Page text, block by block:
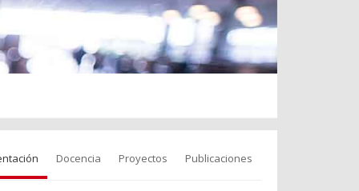
Docencia Proyectos Publicaciones